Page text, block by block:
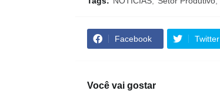
Facebook Twitter
Você vai gostar